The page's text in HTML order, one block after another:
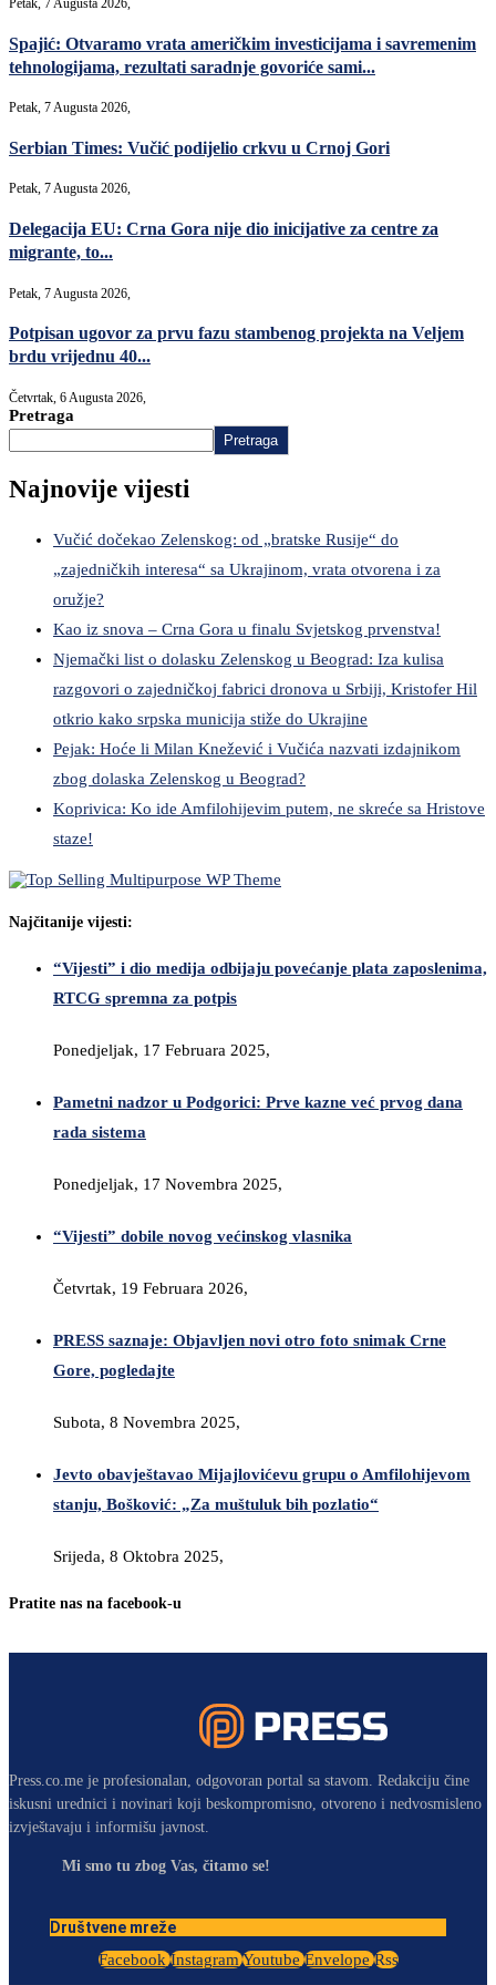
Petak, 7 Augusta 2026,
Spajić: Otvaramo vrata američkim investicijama i savremenim
tehnologijama, rezultati saradnje govoriće sami...
Petak, 7 Augusta 2026,
Serbian Times: Vučić podijelio crkvu u Crnoj Gori
Petak, 7 Augusta 2026,
Delegacija EU: Crna Gora nije dio inicijative za centre za
migrante, to...
Petak, 7 Augusta 2026,
Potpisan ugovor za prvu fazu stambenog projekta na Veljem
brdu vrijednu 40...
Četvrtak, 6 Augusta 2026,
Pretraga
Pretraga
Najnovije vijesti
Vučić dočekao Zelenskog: od „bratske Rusije“ do
„zajedničkih interesa“ sa Ukrajinom, vrata otvorena i za
oružje?
Kao iz snova – Crna Gora u finalu Svjetskog prvenstva!
Njemački list o dolasku Zelenskog u Beograd: Iza kulisa
razgovori o zajedničkoj fabrici dronova u Srbiji, Kristofer Hil
otkrio kako srpska municija stiže do Ukrajine
Pejak: Hoće li Milan Knežević i Vučića nazvati izdajnikom
zbog dolaska Zelenskog u Beograd?
Koprivica: Ko ide Amfilohijevim putem, ne skreće sa Hristove
staze!
Najčitanije vijesti:
“Vijesti” i dio medija odbijaju povećanje plata zaposlenima,
RTCG spremna za potpis
Ponedjeljak, 17 Februara 2025,
Pametni nadzor u Podgorici: Prve kazne već prvog dana
rada sistema
Ponedjeljak, 17 Novembra 2025,
“Vijesti” dobile novog većinskog vlasnika
Četvrtak, 19 Februara 2026,
PRESS saznaje: Objavljen novi otro foto snimak Crne
Gore, pogledajte
Subota, 8 Novembra 2025,
Jevto obavještavao Mijajlovićevu grupu o Amfilohijevom
stanju, Bošković: „Za muštuluk bih pozlatio“
Srijeda, 8 Oktobra 2025,
Pratite nas na facebook-u
Press.co.me je profesionalan, odgovoran portal sa stavom. Redakciju čine
iskusni urednici i novinari koji beskompromisno, otvoreno i nedvosmisleno
izvještavaju i informišu javnost.
Mi smo tu zbog Vas, čitamo se!
Društvene mreže
Facebook Instagram Youtube Envelope Rss